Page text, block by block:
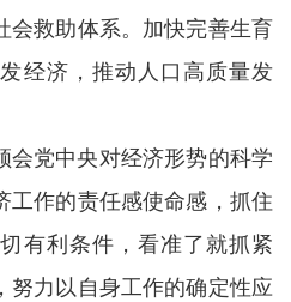
会救助体系。加快完善生育
经济，推动人口高质量发
会党中央对经济形势的科学
工作的责任感使命感，抓住
有利条件，看准了就抓紧
努力以自身工作的确定性应